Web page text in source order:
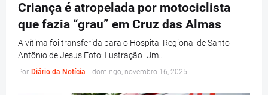
Criança é atropelada por motociclista
que fazia “grau” em Cruz das Almas
A vítima foi transferida para o Hospital Regional de Santo
Antônio de Jesus Foto: Ilustração Um…
Por Diário da Notícia - domingo, novembro 16, 2025